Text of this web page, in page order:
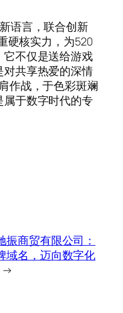
语言，联合创新
硬核实力，为520
不仅是送给游戏
共享热爱的深情
作战，于色彩斑斓
于数字时代的专
振商贸有限公司：
域名，迈向数字化
→